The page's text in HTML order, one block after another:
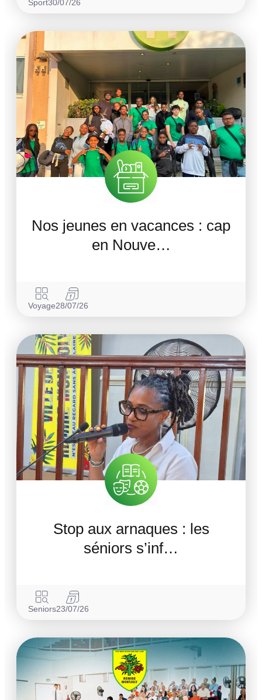
Sport30/07/26
Nos jeunes en vacances : cap
en Nouve…
Voyage28/07/26
Stop aux arnaques : les
séniors s’inf…
Seniors23/07/26